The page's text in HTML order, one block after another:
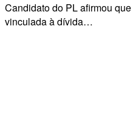
Candidato do PL afirmou
vinculada à dívida…